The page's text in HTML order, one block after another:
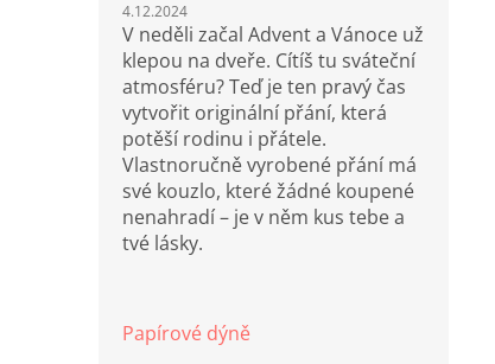
4.12.2024
V neděli začal Advent a Vánoce už
klepou na dveře. Cítíš tu sváteční
atmosféru? Teď je ten pravý čas
vytvořit originální přání, která
potěší rodinu i přátele.
Vlastnoručně vyrobené přání má
své kouzlo, které žádné koupené
nenahradí – je v něm kus tebe a
tvé lásky.
Papírové dýně